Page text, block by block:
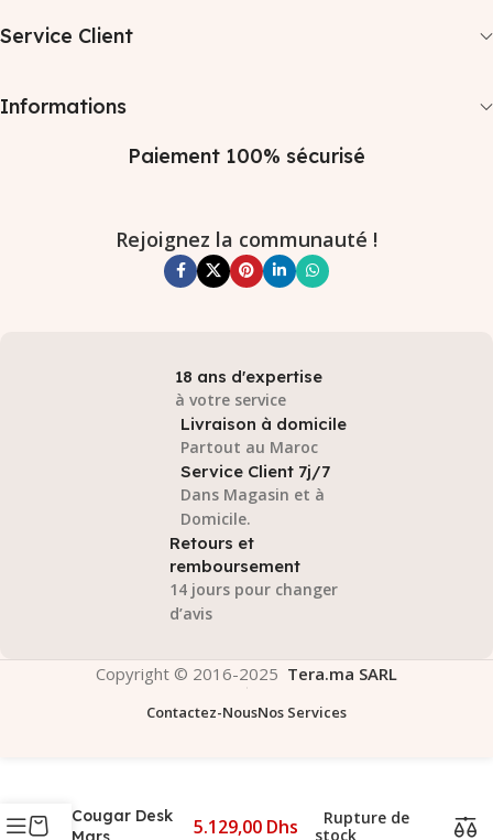
Service Client
Informations
Paiement 100% sécurisé
Rejoignez la communauté !
18 ans d'expertise
à votre service
Livraison à domicile
Partout au Maroc
Service Client 7j/7
Dans Magasin et à
Domicile.
Retours et
remboursement
14 jours pour changer
d’avis
Copyright © 2016-2025 Tera.ma SARL
Contactez-NousNos Services
Cougar Desk
5.129,00 Dhs
Rupture de
stock